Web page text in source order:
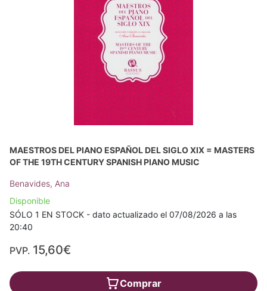
MAESTROS DEL PIANO ESPAÑOL DEL SIGLO XIX = MASTERS
OF THE 19TH CENTURY SPANISH PIANO MUSIC
Benavides, Ana
Disponible
SÓLO 1 EN STOCK - dato actualizado el 07/08/2026 a las
20:40
PVP. 15,60€
Comprar